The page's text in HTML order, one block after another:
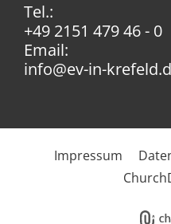
Tel.:
+49 2151 479 46 - 0
Email:
info@ev-in-
Impressum